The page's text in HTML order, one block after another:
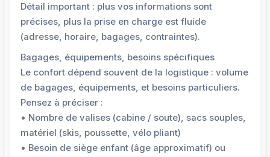
Détail important : plus vos informations sont
précises, plus la prise en charge est fluide
(adresse, horaire, bagages, contraintes).
Bagages, équipements, besoins spécifiques
Le confort dépend souvent de la logistique : volume
de bagages, équipements, et besoins particuliers.
Pensez à préciser :
• Nombre de valises (cabine / soute), sacs souples,
matériel (skis, poussette, vélo pliant)
• Besoin de siège enfant (âge approximatif) ou